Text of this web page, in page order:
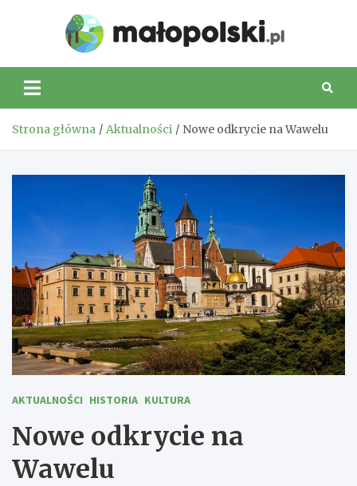
Strona główna Aktualności Nowe odkrycie na Wawelu
AKTUALNOŚCI HISTORIA KULTURA
Nowe odkrycie na
Wawelu